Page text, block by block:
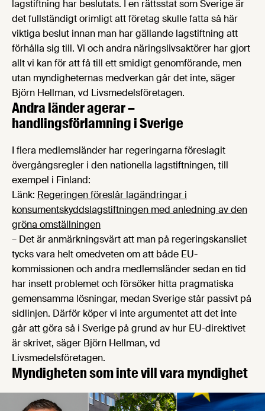
lagstiftning har beslutats. I en rättsstat som Sverige är
det fullständigt orimligt att företag skulle fatta så här
viktiga beslut innan man har gällande lagstiftning att
förhålla sig till. Vi och andra näringslivsaktörer har gjort
allt vi kan för att få till ett smidigt genomförande, men
utan myndigheternas medverkan går det inte, säger
Björn Hellman, vd Livsmedelsföretagen.
Andra länder agerar –
handlingsförlamning i Sverige
I flera medlemsländer har regeringarna föreslagit
övergångsregler i den nationella lagstiftningen, till
exempel i Finland:
Länk: Regeringen föreslår lagändringar i
konsumentskyddslagstiftningen med anledning av den
gröna omställningen
– Det är anmärkningsvärt att man på regeringskansliet
tycks vara helt omedveten om att både EU-
kommissionen och andra medlemsländer sedan en tid
har insett problemet och försöker hitta pragmatiska
gemensamma lösningar, medan Sverige står passivt på
sidlinjen. Därför köper vi inte argumentet att det inte
går att göra så i Sverige på grund av hur EU-direktivet
är skrivet, säger Björn Hellman, vd
Livsmedelsföretagen.
Myndigheten som inte vill vara myndighet